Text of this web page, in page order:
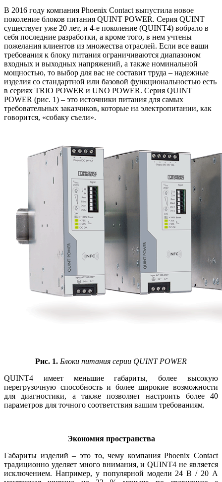
В 2016 году компания Phoenix Contact выпустила новое
поколение блоков питания QUINT POWER. Серия QUINT
существует уже 20 лет, и 4-е поколение (QUINT4) вобрало в
себя последние разработки, а кроме того, в нем учтены
пожелания клиентов из множества отраслей. Если все ваши
требования к блоку питания ограничиваются диапазоном
входных и выходных напряжений, а также номинальной
мощностью, то выбор для вас не составит труда – надежные
изделия со стандартной или базовой функциональностью есть
в сериях TRIO POWER и UNO POWER. Серия QUINT
POWER (рис. 1) – это источники питания для самых
требовательных заказчиков, которые на электропитании, как
говорится, «собаку съели».
Рис. 1. Блоки питания серии QUINT POWER
QUINT4 имеет меньшие габариты, более высокую
перегрузочную способность и более широкие возможности
для диагностики, а также позволяет настроить более 40
параметров для точного соответствия вашим требованиям.
Экономия пространства
Габариты изделий – это то, чему компания Phoenix Contact
традиционно уделяет много внимания, и QUINT4 не является
исключением. Например, у популярной модели 24 В / 20 А